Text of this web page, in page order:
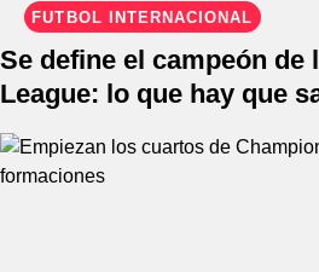
FÚTBOL INTERNACIONAL
Se define el campeón de
League: lo que hay que